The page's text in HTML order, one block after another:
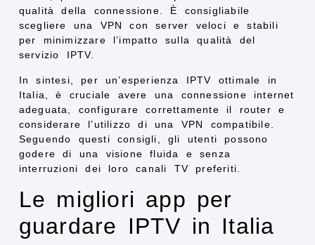
qualità della connessione. È consigliabile
scegliere una VPN con server veloci e stabili
per minimizzare l’impatto sulla qualità del
servizio IPTV.
In sintesi, per un’esperienza IPTV ottimale in
Italia, è cruciale avere una connessione internet
adeguata, configurare correttamente il router e
considerare l’utilizzo di una VPN compatibile.
Seguendo questi consigli, gli utenti possono
godere di una visione fluida e senza
interruzioni dei loro canali TV preferiti.
Le migliori app per
guardare IPTV in Italia